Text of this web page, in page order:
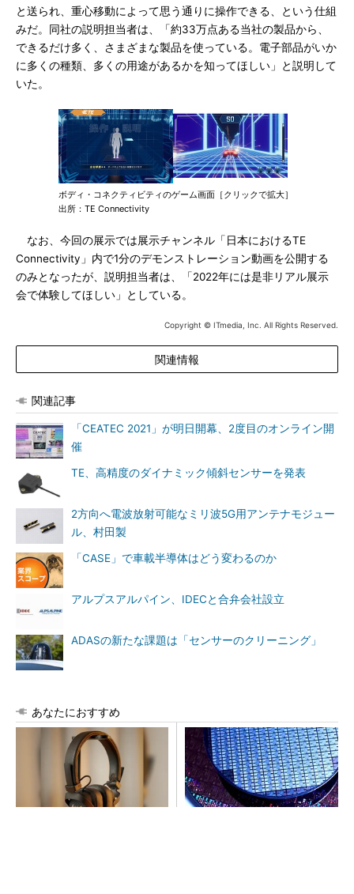
と送られ、重心移動によって思う通りに操作できる、という仕組
みだ。同社の説明担当者は、「約33万点ある当社の製品から、
できるだけ多く、さまざまな製品を使っている。電子部品がいか
に多くの種類、多くの用途があるかを知ってほしい」と説明して
いた。
ボディ・コネクティビティのゲーム画面［クリックで拡大］
出所：TE Connectivity
なお、今回の展示では展示チャンネル「日本におけるTE
Connectivity」内で1分のデモンストレーション動画を公開する
のみとなったが、説明担当者は、「2022年には是非リアル展示
会で体験してほしい」としている。
Copyright © ITmedia, Inc. All Rights Reserved.
関連情報
関連記事
「CEATEC 2021」が明日開幕、2度目のオンライン開
催
TE、高精度のダイナミック傾斜センサーを発表
2方向へ電波放射可能なミリ波5G用アンテナモジュー
ル、村田製
「CASE」で車載半導体はどう変わるのか
アルプスアルパイン、IDECと合弁会社設立
ADASの新たな課題は「センサーのクリーニング」
あなたにおすすめ